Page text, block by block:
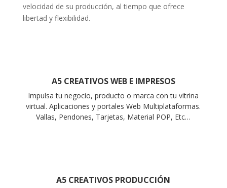
velocidad de su producción, al tiempo que ofrece
libertad y flexibilidad.
A5 CREATIVOS WEB E IMPRESOS
Impulsa tu negocio, producto o marca con tu vitrina
virtual. Aplicaciones y portales Web Multiplataformas.
Vallas, Pendones, Tarjetas, Material POP, Etc…
A5 CREATIVOS PRODUCCIÓN